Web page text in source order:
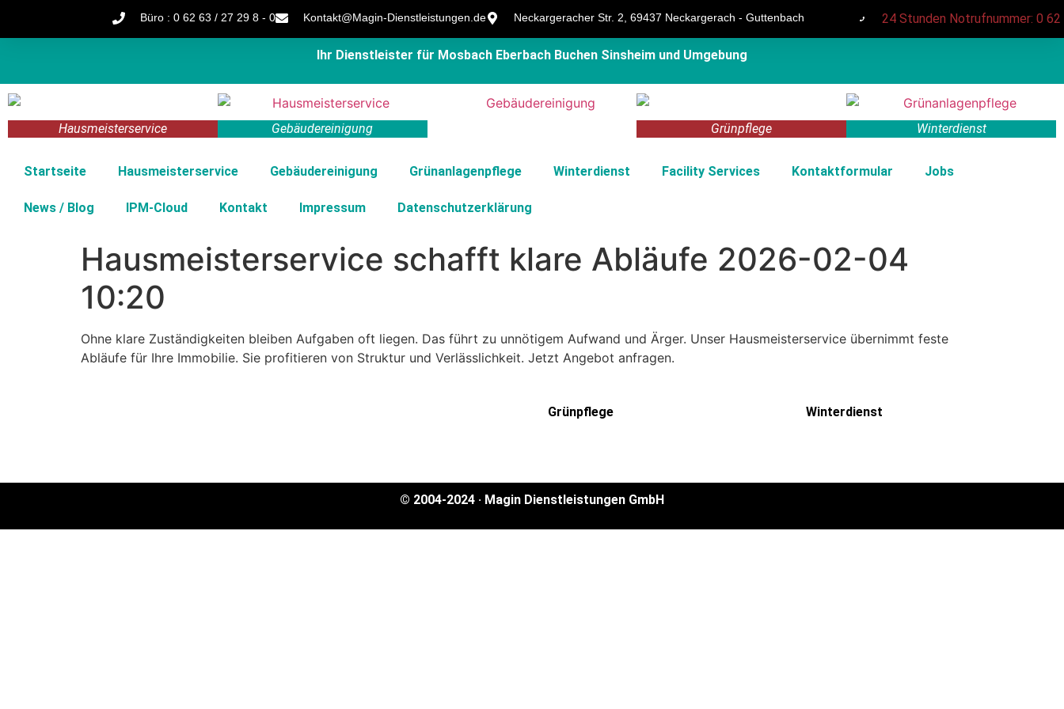
Büro : 0 62 63 / 27 29 8 - 0 Kontakt@Magin-Dienstleistungen.de Neckargeracher Str. 2, 69437 Neckargerach - Guttenbach 24 Stunden Notrufnummer: 0
Ihr Dienstleister für Mosbach Eberbach Buchen Sinsheim und Umgebung
Hausmeisterservice Gebäudereinigung Grünpflege Winterdienst
Startseite Hausmeisterservice Gebäudereinigung Grünanlagenpflege Winterdienst Facility Services Kontaktformular Jobs
News / Blog IPM-Cloud Kontakt Impressum Datenschutz­erklärung
Hausmeisterservice schafft klare Abläufe 2026-02-04
10:20
Ohne klare Zuständigkeiten bleiben Aufgaben oft liegen. Das führt zu unnötigem Aufwand und Ärger. Unser Hausmeisterservice übernimmt feste
Abläufe für Ihre Immobilie. Sie profitieren von Struktur und Verlässlichkeit. Jetzt Angebot anfragen.
Grünpflege Winterdienst
© 2004-2024 · Magin Dienstleistungen GmbH